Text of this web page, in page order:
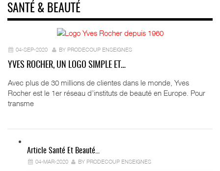
SANTÉ & BEAUTÉ
04-SEP-2020 BY PRODECOUP ENSEIGNES
YVES ROCHER, UN LOGO SIMPLE ET…
Avec plus de 30 millions de clientes dans le monde, Yves
Rocher est le 1er réseau d’instituts de beauté en Europe. Pour
transme
Article Santé Et Beauté…
04-MAR-2020 BY PRODECOUP ENSEIGNES